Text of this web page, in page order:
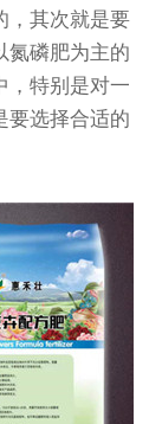
，其次就是要
氮磷肥为主的
，特别是对一
要选择合适的